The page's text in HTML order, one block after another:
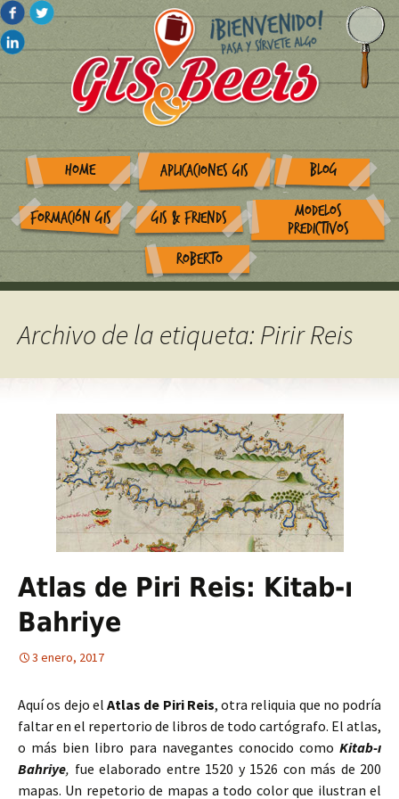
HOME APLICACIONES GIS BLOG
FORMACIÓN GIS GIS & FRIENDS
MODELOS
PREDICTIVOS
ROBERTO
Archivo de la etiqueta: Pirir Reis
Atlas de Piri Reis: Kitab-ı
Bahriye
3 enero, 2017
Aquí os dejo el Atlas de Piri Reis, otra reliquia que no podría
faltar en el repertorio de libros de todo cartógrafo. El atlas,
o más bien libro para navegantes conocido como Kitab-ı
Bahriye, fue elaborado entre 1520 y 1526 con más de 200
mapas. Un repetorio de mapas a todo color que ilustran el